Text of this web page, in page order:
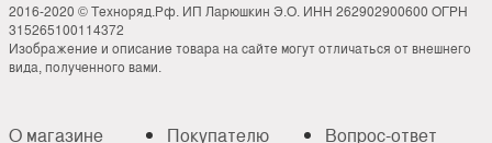
2016-2020 © Техноряд.Рф. ИП Ларюшкин Э.О. ИНН 262902900600 ОГРН
315265100114372
Изображение и описание товара на сайте могут отличаться от внешнего
вида, полученного вами.
О магазине
Покупателю
Вопрос-ответ